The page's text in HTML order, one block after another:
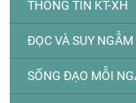
THÔNG TIN KT-XH
ĐỌC VÀ SUY NGẪM
SỐNG ĐẠO MỖI